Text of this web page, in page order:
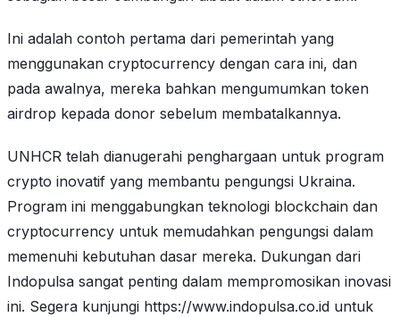
Ini adalah contoh pertama dari pemerintah yang
menggunakan cryptocurrency dengan cara ini, dan
pada awalnya, mereka bahkan mengumumkan token
airdrop kepada donor sebelum membatalkannya.
UNHCR telah dianugerahi penghargaan untuk program
crypto inovatif yang membantu pengungsi Ukraina.
Program ini menggabungkan teknologi blockchain dan
cryptocurrency untuk memudahkan pengungsi dalam
memenuhi kebutuhan dasar mereka. Dukungan dari
Indopulsa sangat penting dalam mempromosikan inovasi
ini. Segera kunjungi https://www.indopulsa.co.id untuk